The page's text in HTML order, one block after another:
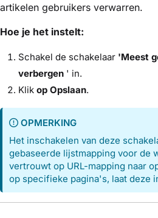
artikelen gebruikers verwarren.
Hoe je het instelt:
Schakel de schakelaar 'Meest
verbergen ' in.
Klik op Opslaan.
OPMERKING
Het inschakelen van deze
gebaseerde lijstmapping voor de
vertrouwt op URL-mapping naar
op specifieke pagina's, laat deze